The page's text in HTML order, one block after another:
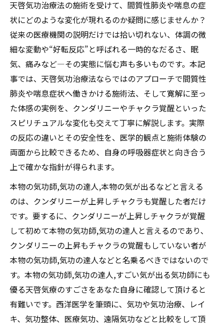
天啓気功治療法の施術を受けて、間質性肺炎や喘息の症
状にどのような変化が現れるのか疑問に感じませんか？
従来の医療機関の説明だけでは拾い切れない、体調の微
細な変動や“好転反応”と呼ばれる一時的なだるさ、眠
気、痛みなど―その実態に悩む声も多いものです。本記
事では、天啓気功治療法ならではのアプローチで間質性
肺炎や喘息症状へ働きかける施術法、そして寛解に至っ
た体感の実例を、クンダリニーやチャクラ覚醒といった
スピリチュアルな変化も交えて丁寧に解説します。実際
の反応の違いとその安全性を、医学的観点と施術体験の
両面から比較できるため、自身の呼吸器症状と向き合う
上で確かな指針が得られます。
本物の気功師,気功の達人,本物の気が出るなどと言える
のは、クンダリニーが上昇しチャクラも覚醒した者だけ
です。要するに、クンダリニーが上昇しチャクラが覚醒
して初めて本物の気功師,気功の達人と言えるのであり、
クンダリニーの上昇もチャクラの覚醒もしていない者が
本物の気功師,気功の達人などと名乗るべきではないので
す。本物の気功師,気功の達人,すごい気が出る気功師にも
優る天啓気療のすごさをあなた自身に確認して頂けると
有難いです。西洋医学を筆頭に、気功や気功治療、レイ
キ、気功整体、医療気功、遠隔気功などと比較をして頂